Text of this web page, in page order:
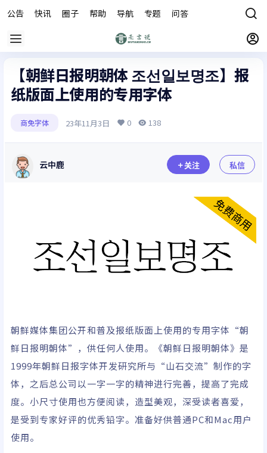
公告 快讯 圈子 帮助 导航 专题 问答
【朝鲜日报明朝体 조선일보명조】报
纸版面上使用的专用字体
商免字体 23年11月3日 0 138
云中鹿 关注 私信
朝鲜媒体集团公开和普及报纸版面上使用的专用字体“朝
鲜日报明朝体”，供任何人使用。《朝鲜日报明朝体》是
1999年朝鲜日报字体开发研究所与“山石交流”制作的字
体，之后总公司以一字一字的精神进行完善，提高了完成
度。小尺寸使用也方便阅读，造型美观，深受读者喜爱，
是受到专家好评的优秀铅字。准备好供普通PC和Mac用户
使用。